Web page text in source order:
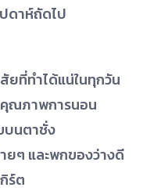
ดาห์ถัดไป
ยที่ทำได้แน่ในทุกวัน
คุณภาพการนอน
บนตาชั่ง
ยๆ และพกของว่างดี
ร์ต